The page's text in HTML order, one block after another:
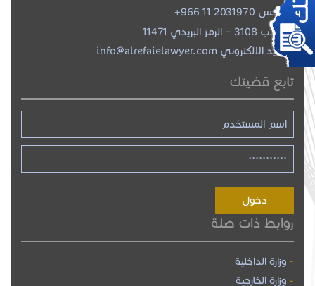
فاكس 2031970 11 966+
ص.ب 3108 – الرمز البريدي 11471
البريد الالكتروني info@alrefaielawyer.com
تابع قضيتك
روابط ذات صلة
وزارة الداخلية
وزارة الخارجية